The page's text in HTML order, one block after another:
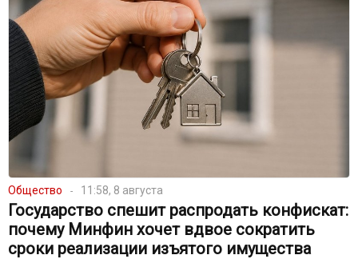
Общество 11:58, 8 августа
Государство спешит распродать конфискат:
почему Минфин хочет вдвое сократить
сроки реализации изъятого имущества